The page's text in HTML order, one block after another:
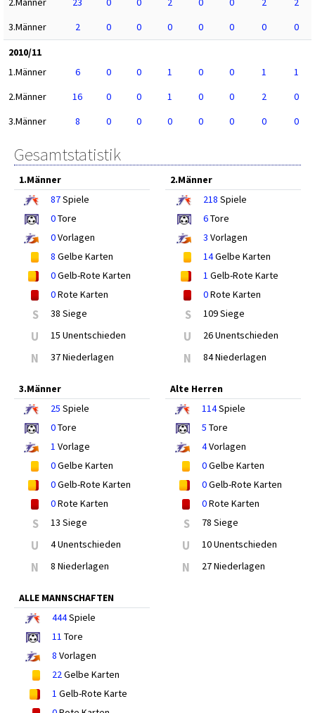
3.Männer
2 0 0 0 0 0 0
0
2010/11
1.Männer
6 0 0 1 0 0 1
1
2.Männer
16 0 0 1 0 0 2
0
3.Männer
8 0 0 0 0 0 0 0
Gesamtstatistik
1.Männer
87Spiele
0Tore
0Vorlagen
8 Gelbe Karten
0Gelb-Rote Karten
0Rote Karten
S 38 Siege
U 15 Unentschieden
N 37 Niederlagen
2.Männer
218 Spiele
6Tore
3 Vorlagen
14Gelbe Karten
1 Gelb-Rote Karte
0Rote Karten
S 109 Siege
U 26 Unentschieden
N 84 Niederlagen
3.Männer
25 Spiele
0Tore
1 Vorlage
0Gelbe Karten
0Gelb-Rote Karten
0Rote Karten
S 13 Siege
U 4 Unentschieden
N 8 Niederlagen
Alte Herren
114Spiele
5 Tore
4Vorlagen
0Gelbe Karten
0Gelb-Rote Karten
0Rote Karten
S 78 Siege
U 10 Unentschieden
N 27 Niederlagen
ALLE MANNSCHAFTEN
444Spiele
11 Tore
8 Vorlagen
22Gelbe Karten
1 Gelb-Rote Karte